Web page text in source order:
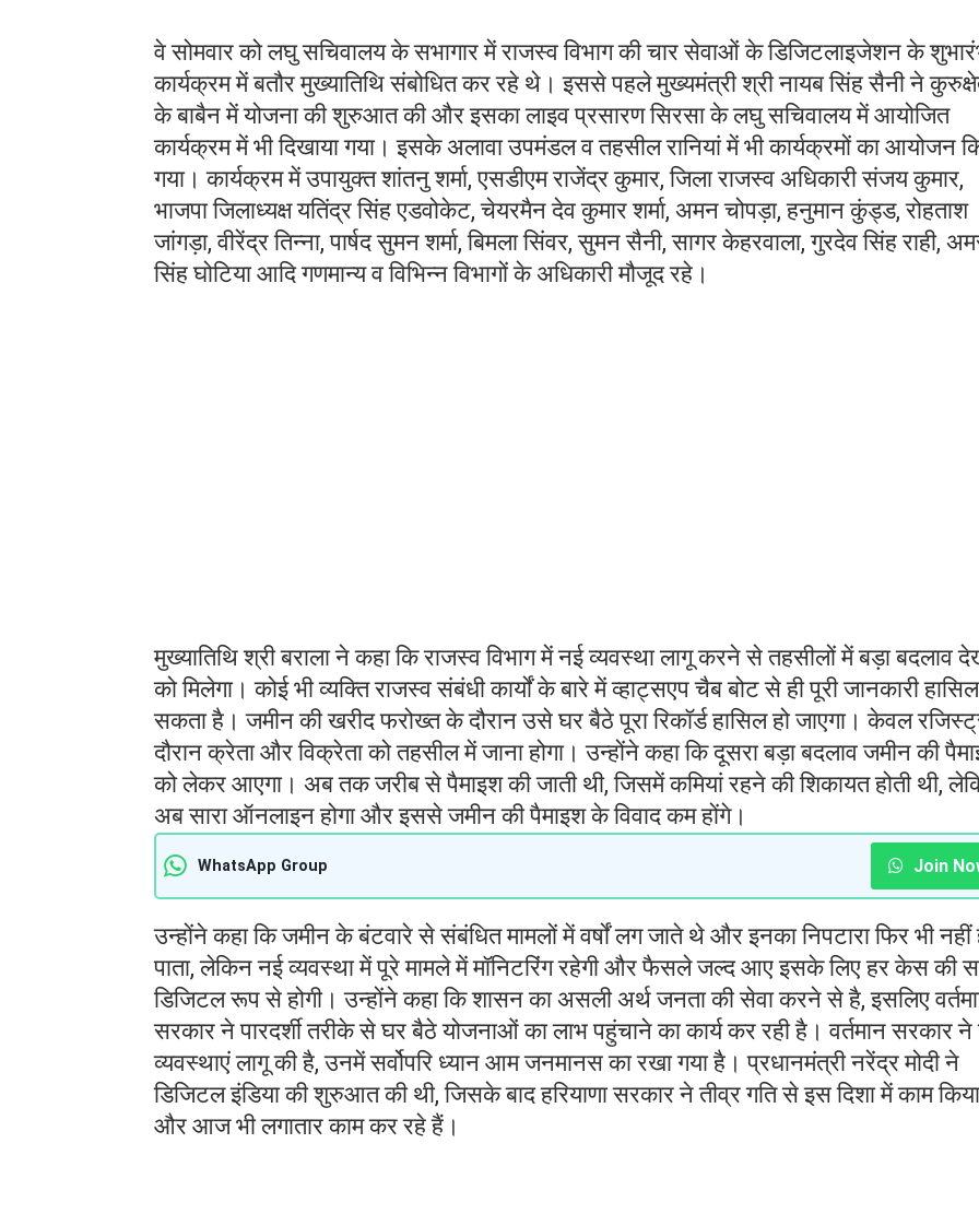
वे सोमवार को लघु सचिवालय के सभागार में राजस्व विभाग की चार सेवाओं के डिजिटलाइजेशन के
कार्यक्रम में बतौर मुख्यातिथि संबोधित कर रहे थे। इससे पहले मुख्यमंत्री श्री नायब सिंह सैनी ने
के बाबैन में योजना की शुरुआत की और इसका लाइव प्रसारण सिरसा के लघु सचिवालय में आयोजित
कार्यक्रम में भी दिखाया गया। इसके अलावा उपमंडल व तहसील रानियां में भी कार्यक्रमों का आयोजन
गया। कार्यक्रम में उपायुक्त शांतनु शर्मा, एसडीएम राजेंद्र कुमार, जिला राजस्व अधिकारी संजय कुमार,
भाजपा जिलाध्यक्ष यतिंद्र सिंह एडवोकेट, चेयरमैन देव कुमार शर्मा, अमन चोपड़ा, हनुमान कुंड्ड, रोहताश
जांगड़ा, वीरेंद्र तिन्ना, पार्षद सुमन शर्मा, बिमला सिंवर, सुमन सैनी, सागर केहरवाला, गुरदेव सिंह राही,
सिंह घोटिया आदि गणमान्य व विभिन्न विभागों के अधिकारी मौजूद रहे।
मुख्यातिथि श्री बराला ने कहा कि राजस्व विभाग में नई व्यवस्था लागू करने से तहसीलों में बड़ा बदलाव
को मिलेगा। कोई भी व्यक्ति राजस्व संबंधी कार्यों के बारे में व्हाट्सएप चैब बोट से ही पूरी जानकारी
सकता है। जमीन की खरीद फरोख्त के दौरान उसे घर बैठे पूरा रिकॉर्ड हासिल हो जाएगा। केवल
दौरान क्रेता और विक्रेता को तहसील में जाना होगा। उन्होंने कहा कि दूसरा बड़ा बदलाव जमीन की
को लेकर आएगा। अब तक जरीब से पैमाइश की जाती थी, जिसमें कमियां रहने की शिकायत होती थी,
अब सारा ऑनलाइन होगा और इससे जमीन की पैमाइश के विवाद कम होंगे।
WhatsApp Group Join
उन्होंने कहा कि जमीन के बंटवारे से संबंधित मामलों में वर्षों लग जाते थे और इनका निपटारा फिर भी नहीं
पाता, लेकिन नई व्यवस्था में पूरे मामले में मॉनिटरिंग रहेगी और फैसले जल्द आए इसके लिए हर केस की
डिजिटल रूप से होगी। उन्होंने कहा कि शासन का असली अर्थ जनता की सेवा करने से है, इसलिए
सरकार ने पारदर्शी तरीके से घर बैठे योजनाओं का लाभ पहुंचाने का कार्य कर रही है। वर्तमान सरकार ने
व्यवस्थाएं लागू की है, उनमें सर्वोपरि ध्यान आम जनमानस का रखा गया है। प्रधानमंत्री नरेंद्र मोदी ने
डिजिटल इंडिया की शुरुआत की थी, जिसके बाद हरियाणा सरकार ने तीव्र गति से इस दिशा में काम
और आज भी लगातार काम कर रहे हैं।